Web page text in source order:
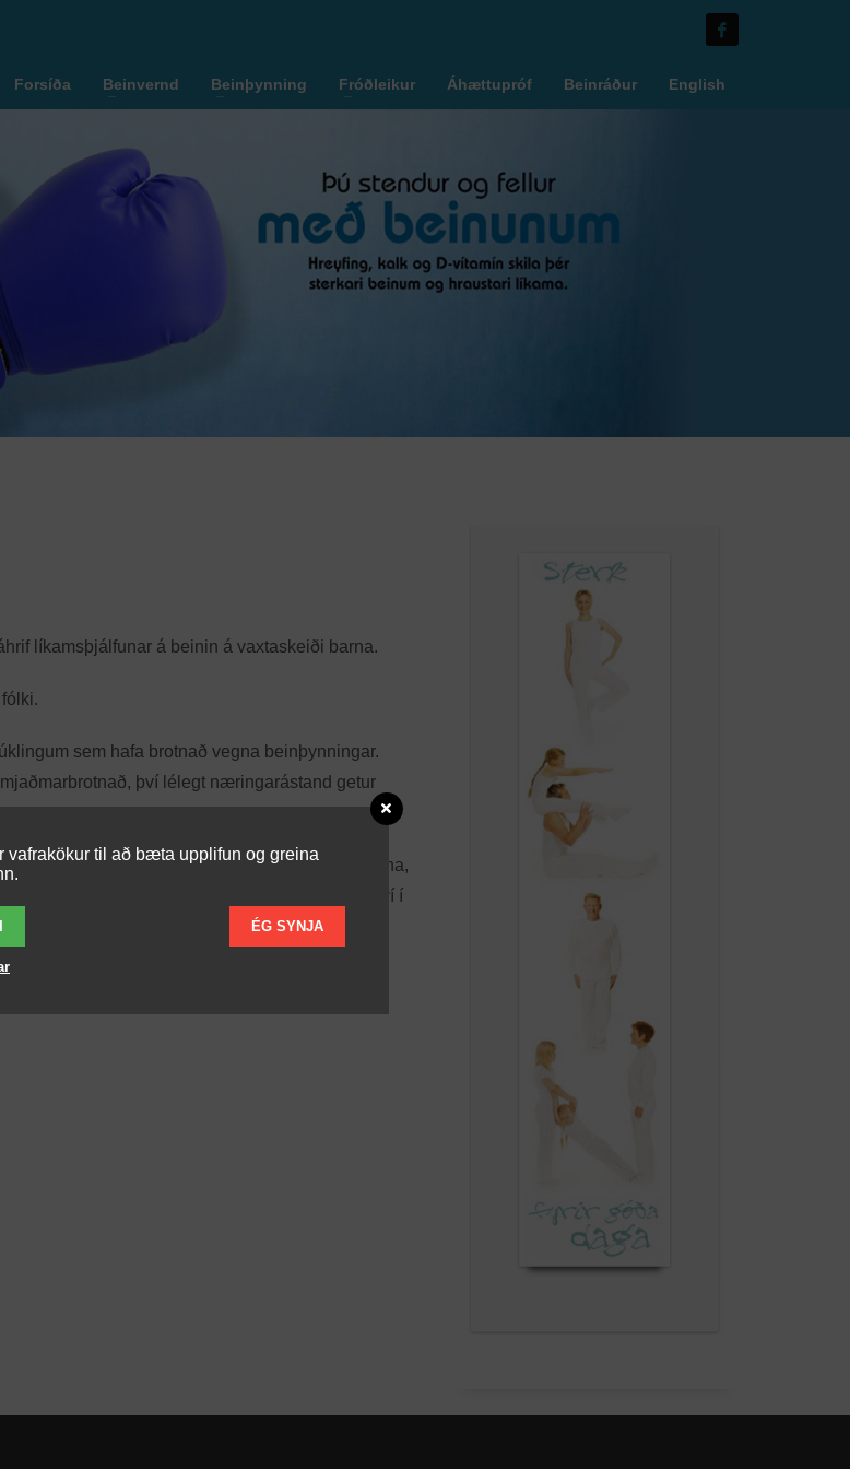
Forsíða Beinvernd Beinþynning Fróðleikur Áhættupróf Beinráður English
líkamsþjálfunar á beinin á vaxtaskeiði barna.
sem hafa brotnað vegna beinþynningar.
því lélegt næringarástand getur
Lystarstol er algengast meðal unglingsstúlkna,
sem haldnar eru lystarstoli eru því í
beinþynningu síðar á ævinni.
tengt lágri beinþéttni og aukinni hættu á brotum
vafrakökur til að bæta upplifun og greina
ÉG SYNJA